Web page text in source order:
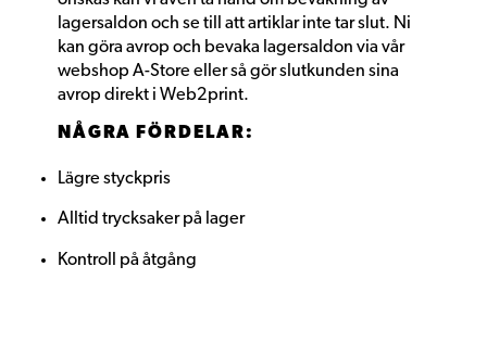
lagersaldon och se till att artiklar inte tar slut. Ni
kan göra avrop och bevaka lagersaldon via vår
webshop A-Store eller så gör slutkunden sina
avrop direkt i Web2print.
NÅGRA FÖRDELAR:
Lägre styckpris
Alltid trycksaker på lager
Kontroll på åtgång